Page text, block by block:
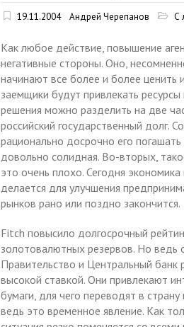
19.11.2004 Андрей Черепанов С
Как любое действие, повышение
негативные стороны. Оно,
начинают все более и более ценить
заемщики будут привлекать
решения можно разделить на две
российский государственный долг.
рационально досрочно его
довольно солидная. Во-вторых,
это очень плохо. Сегодня
делается для улучшения
рынков рано или поздно закончится.
Fitch повысило долгосрочный
золотовалютных резервов. Но ведь
Правительство и Центральный банк
высокой ставкой. Они привлекают
бумаги, для чего переводят в
ведь это временное явление. Как